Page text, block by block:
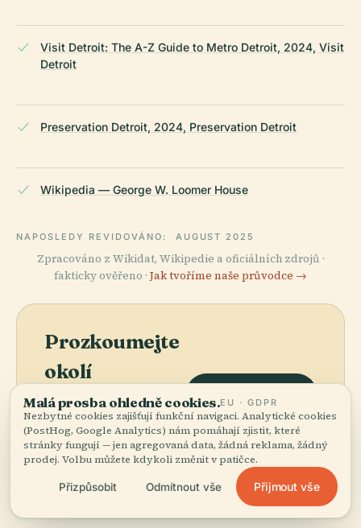
Visit Detroit: The A-Z Guide to Metro Detroit, 2024, Visit
Detroit
Preservation Detroit, 2024, Preservation Detroit
Wikipedia — George W. Loomer House
NAPOSLEDY REVIDOVÁNO: AUGUST 2025
Zpracováno z Wikidat, Wikipedie a oficiálních zdrojů ·
fakticky ověřeno · Jak tvoříme naše průvodce →
Prozkoumejte
okolí
Podívejte se na Dům
George W. Loomera na
mapě a objevte, co je
poblíž.
Malá prosba ohledně cookies.EU · GDPR
Nezbytné cookies zajišťují funkční navigaci. Analytické cookies
(PostHog, Google Analytics) nám pomáhají zjistit, které
stránky fungují — jen agregovaná data, žádná reklama, žádný
prodej. Volbu můžete kdykoli změnit v patičce.
Přizpůsobit Odmítnout vše Přijmout vše